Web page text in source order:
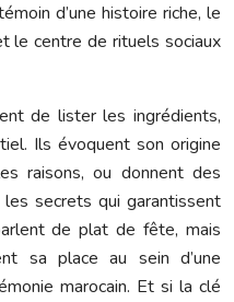
d’une histoire riche, le
le centre de rituels sociaux
de lister les ingrédients,
Ils évoquent son origine
raisons, ou donnent des
secrets qui garantissent
de plat de fête, mais
sa place au sein d’une
marocain. Et si la clé